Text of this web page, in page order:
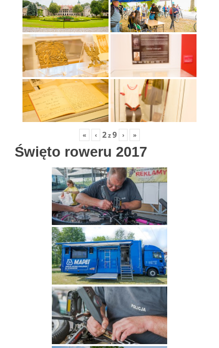
« ‹ 2z9 › »
Święto roweru 2017